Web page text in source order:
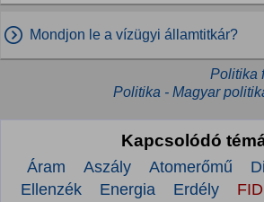
Mondjon le a vízügyi államtitkár?
Politika
Politika - Magyar
Kapcsolódó
Áram Aszály Atomerőmű
Ellenzék
Energia Erdély